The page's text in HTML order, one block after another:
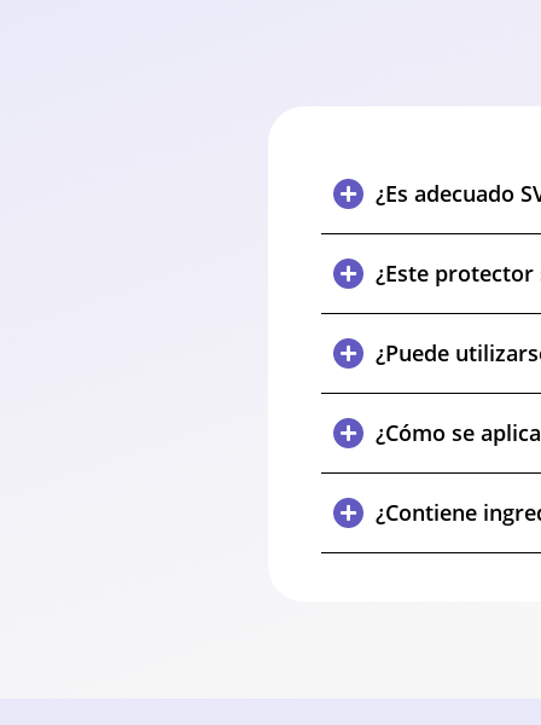
¿Es adecuado
¿Este protector
¿Puede
¿Cómo se
¿Contiene